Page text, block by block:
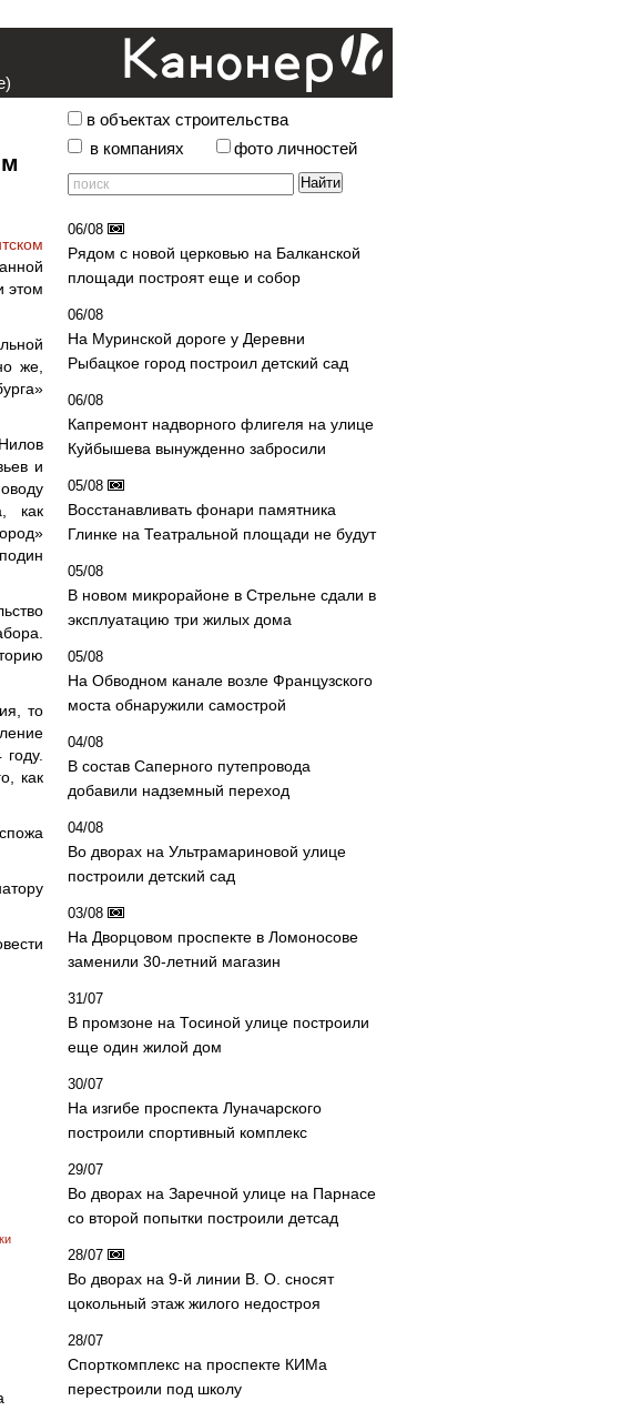
этом
же,
и
как
то
как
в объектах строительства
в компаниях
фото личностей
06/08
Рядом с новой церковью на Балканской
площади построят еще и собор
06/08
На Муринской дороге у Деревни
Рыбацкое город построил детский сад
06/08
Капремонт надворного флигеля на улице
Куйбышева вынужденно забросили
05/08
Восстанавливать фонари памятника
Глинке на Театральной площади не будут
05/08
В новом микрорайоне в Стрельне сдали в
эксплуатацию три жилых дома
05/08
На Обводном канале возле Французского
моста обнаружили самострой
04/08
В состав Саперного путепровода
добавили надземный переход
04/08
Во дворах на Ультрамариновой улице
построили детский сад
03/08
На Дворцовом проспекте в Ломоносове
заменили 30-летний магазин
31/07
В промзоне на Тосиной улице построили
еще один жилой дом
30/07
На изгибе проспекта Луначарского
построили спортивный комплекс
29/07
Во дворах на Заречной улице на Парнасе
со второй попытки построили детсад
28/07
Во дворах на 9-й линии В. О. сносят
цокольный этаж жилого недостроя
28/07
Спорткомплекс на проспекте КИМа
перестроили под школу